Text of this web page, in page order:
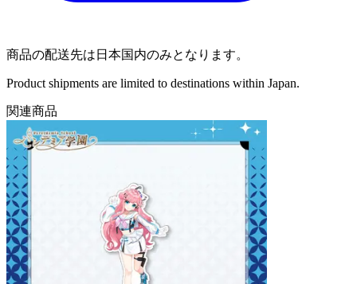
商品の配送先は日本国内のみとなります。
Product shipments are limited to destinations within Japan.
関連商品